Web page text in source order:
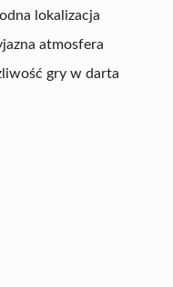
lokalizacja
atmosfera
gry w darta